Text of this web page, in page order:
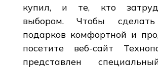
купил, и те, кто
выбором. Чтобы
подарков комфортной и
посетите веб-сайт
представлен